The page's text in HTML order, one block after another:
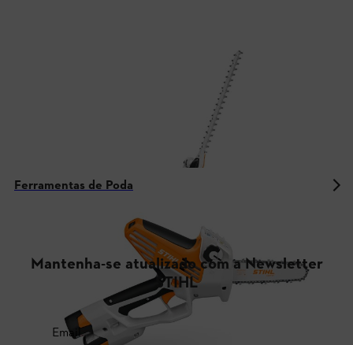
Ferramentas de Poda
Mantenha-se atualizado com a Newsletter
STIHL
Email